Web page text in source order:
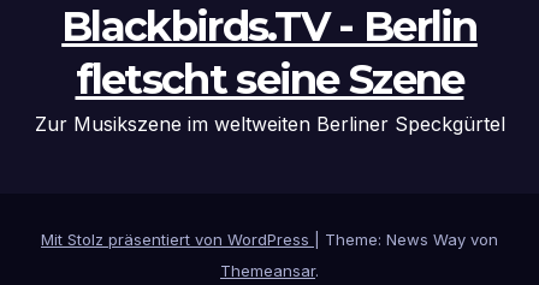
Blackbirds.TV - Berlin
fletscht seine Szene
Zur Musikszene im weltweiten Berliner Speckgürtel
Mit Stolz präsentiert von WordPress
Theme: News Way von
Themeansar.